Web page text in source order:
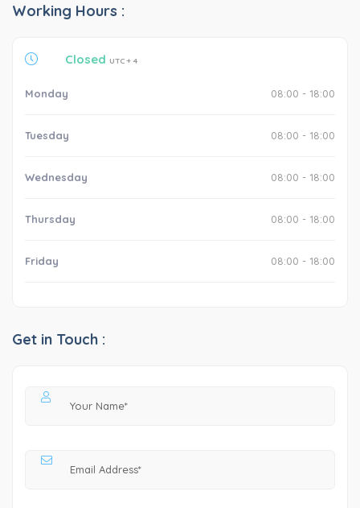
Working Hours :
Closed UTC + 4
Monday 08:00 - 18:00
Tuesday 08:00 - 18:00
Wednesday 08:00 - 18:00
Thursday 08:00 - 18:00
Friday 08:00 - 18:00
Get in Touch :